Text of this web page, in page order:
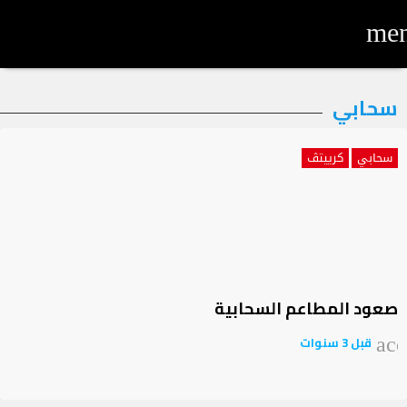
التصنيف:
سحابي
سحابي
سحابي كرييتڤ
صعود المطاعم السحابية
قبل 3 سنوات